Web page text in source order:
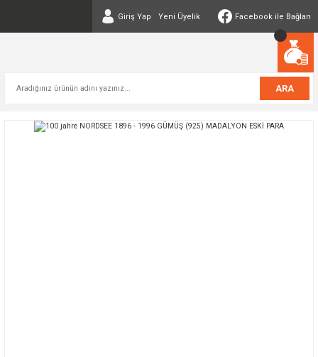
Giriş Yap Yeni Üyelik Facebook ile Bağlan
ARA